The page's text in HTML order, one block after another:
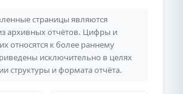
страницы являются
архивных отчётов. Цифры и
относятся к более раннему
исключительно в целях
структуры и формата отчёта.